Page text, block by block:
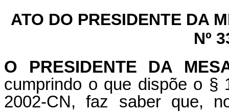
ATO DO PRESIDENTE DA
Nº
O PRESIDENTE DA
cumprindo o que dispõe o §
2002-CN, faz saber que,